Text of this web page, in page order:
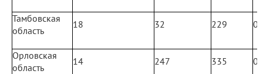
Тамбовская
область
18 32 229 0
Орловская
область
14 247 335 0